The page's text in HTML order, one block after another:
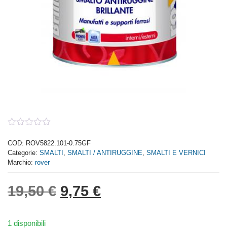
out
of
5
COD: ROV5822.101-0.75GF
Categorie: SMALTI , SMALTI / ANTIRUGGINE, SMALTI E VERNICI
Marchio: rover
19,50€ Il prezzo originale era:
9,75 €Il prezzo attuale
1 disponibili